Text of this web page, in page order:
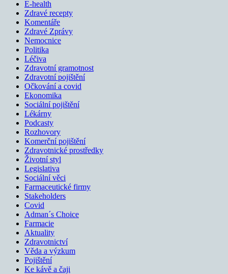
E-health
Zdravé recepty
Komentáře
Zdravé Zprávy
Nemocnice
Politika
Léčiva
Zdravotní gramotnost
Zdravotní pojištění
Očkování a covid
Ekonomika
Sociální pojištění
Lékárny
Podcasty
Rozhovory
Komerční pojištění
Zdravotnické prostředky
Životní styl
Legislativa
Sociální věci
Farmaceutické firmy
Stakeholders
Covid
Adman´s Choice
Farmacie
Aktuality
Zdravotnictví
Věda a výzkum
Pojištění
Ke kávě a čaji